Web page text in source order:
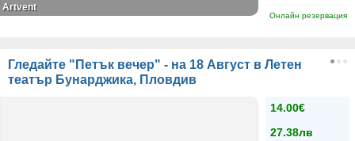
Онлайн резервация
Artvent
Гледайте "Петък вечер" - на 18 Август в Летен
театър Бунарджика, Пловдив
14.00€
27.38лв